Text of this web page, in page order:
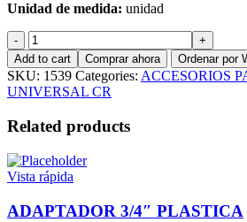
Unidad de medida: unidad
UNION
UNIVERSAL
2"
PVC
C/R
EUROTUBO
quantity
Add to cart Comprar ahora Ordenar por
SKU: 1539 Categories: ACCESORIOS
UNIVERSAL CR
Related products
Vista rápida
ADAPTADOR 3/4″ PLASTICA